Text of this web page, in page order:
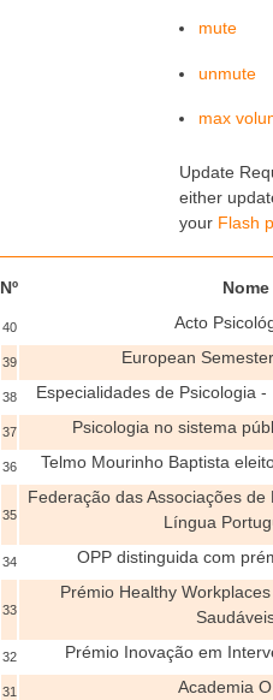
mute
unmute
max
Update
either
your Flash
Nº Nome
40 Acto
39 European
38 Especialidades de Psicologia
37 Psicologia no sistema
36 Telmo Mourinho Baptista
35
Federação das Associações
Língua
34 OPP distinguida com
33
Prémio Healthy
32 Prémio Inovação em
31 Academia